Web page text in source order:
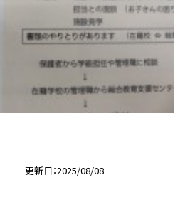
更新日 2025/08/08